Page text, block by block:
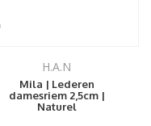
H.A.N
Mila | Lederen
damesriem 2,5cm |
Naturel